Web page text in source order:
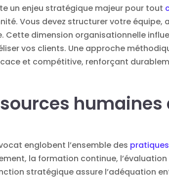
un enjeu stratégique majeur pour tout
Vous devez structurer votre équipe,
Cette dimension organisationnelle
vos clients. Une approche
et compétitive, renforçant
humaines
englobent l’ensemble des pratiques
la formation continue,
stratégique assure l’adéquation